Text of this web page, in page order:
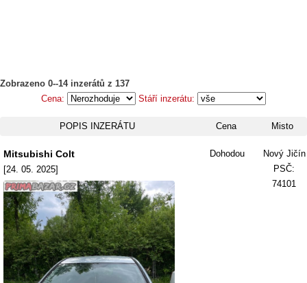
Zobrazeno 0--14 inzerátů z 137
Cena:
Stáří inzerátu:
POPIS INZERÁTU Cena Misto
Mitsubishi Colt
[24. 05. 2025]
Dohodou
Nový Jičín
PSČ:
74101